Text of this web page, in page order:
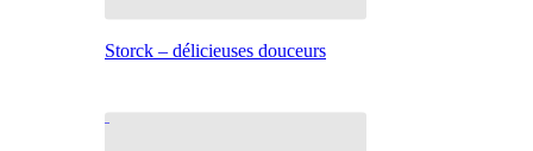
Storck – délicieuses douceurs